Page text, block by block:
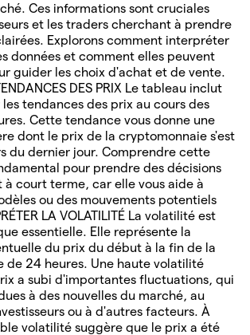
Ces informations sont cruciales
et les traders cherchant à prendre
Explorons comment interpréter
données et comment elles peuvent
guider les choix d'achat et de vente.
DES PRIX Le tableau inclut
les tendances des prix au cours des
Cette tendance vous donne une
dont le prix de la cryptomonnaie s'est
du dernier jour. Comprendre cette
pour prendre des décisions
à court terme, car elle vous aide à
ou des mouvements potentiels
LA VOLATILITÉ La volatilité est
essentielle. Elle représente la
du prix du début à la fin de la
de 24 heures. Une haute volatilité
a subi d'importantes fluctuations, qui
à des nouvelles du marché, au
ou à d'autres facteurs. À
volatilité suggère que le prix a été